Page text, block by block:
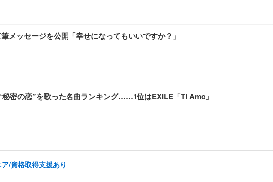
メッセージを公開「幸せになってもいいですか？」
密の恋”を歌った名曲ランキング……1位はEXILE「Ti Amo」
/資格取得支援あり